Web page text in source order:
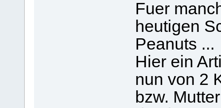
Fuer
heutigen
Peanuts ...
Hier ein
nun von 2
bzw.